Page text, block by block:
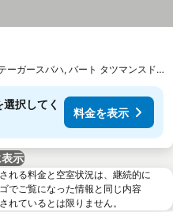
シュテーガースバハ, バート タツマンスドルフまで19.8 km
択してく
料金を表示
示
れる料金と空室状況は、継続的に
でご覧になった情報と同じ内容
れているとは限りません。